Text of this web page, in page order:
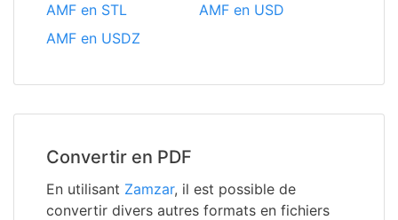
AMF en STL
AMF en USD
AMF en USDZ
Convertir en PDF
En utilisant Zamzar, il est possible de
convertir divers autres formats en fichiers